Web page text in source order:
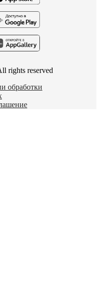
rights reserved
обработки